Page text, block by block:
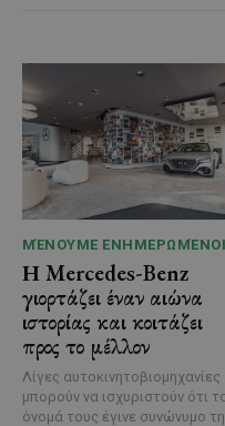
ΜΈΝΟΥΜΕ ΕΝΗΜΕΡΩΜΈΝΟΙ
Η Mercedes-Benz
γιορτάζει έναν αιώνα
ιστορίας και κοιτάζει
προς το μέλλον
Λίγες αυτοκινητοβιομηχανίες
μπορούν να ισχυριστούν ότι
όνομά τους έγινε συνώνυμο